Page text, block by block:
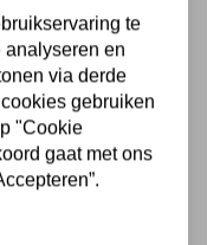
ook de
elektrische
zijn. De precieze
we nog niet
je met deze
aan een betere
te
analyseren en
via derde
gebruiken
"Cookie
gaat met ons